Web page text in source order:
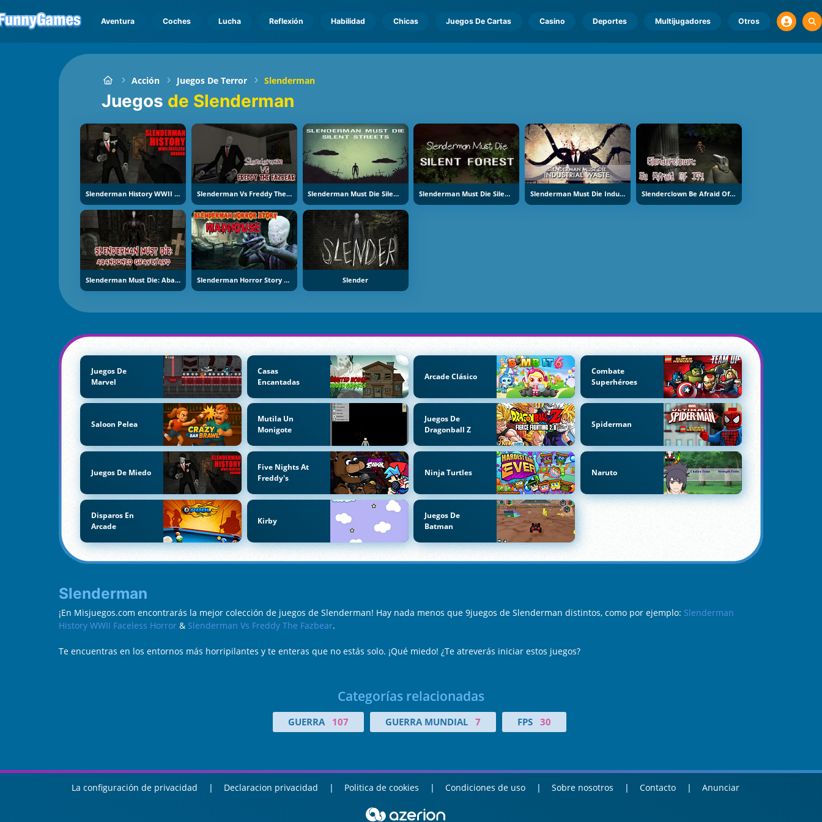
Aventura Coches Lucha Reflexión Habilidad Chicas Juegos De Cartas Casino Deportes Multijugadores Otros
Acción Juegos De Terror Slenderman
Juegos de Slenderman
Slenderman History WWII Faceless Horror Slenderman Vs Freddy The Fazbear Slenderman Must Die Silent Streets Slenderman Must Die Silent Forest Slenderman Must Die Industrial Waste Slenderclown Be Afraid Of It
Slenderman Must Die: Abandoned Graveyard Slenderman Horror Story Madhouse Slender
Juegos De
Marvel
Casas
Encantadas
Arcade Clásico
Combate
Superhéroes
Saloon Pelea
Mutila Un
Monigote
Juegos De
Dragonball Z
Spiderman
Juegos De Miedo
Five Nights At
Freddy's
Ninja Turtles Naruto
Disparos En
Arcade
Kirby
Juegos De
Batman
Slenderman
¡En Misjuegos.com encontrarás la mejor colección de juegos de Slenderman! Hay nada menos que 9juegos de Slenderman distintos, como por ejemplo: Slenderman
History WWII Faceless Horror & Slenderman Vs Freddy The Fazbear.
Te encuentras en los entornos más horripilantes y te enteras que no estás solo. ¡Qué miedo! ¿Te atreverás iniciar estos juegos?
Categorías relacionadas
GUERRA 107 GUERRA MUNDIAL 7 FPS 30
La configuración de privacidad Declaracion privacidad Politica de cookies Condiciones de uso Sobre nosotros Contacto Anunciar